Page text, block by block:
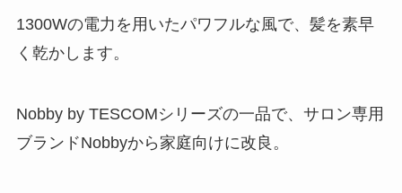
1300Wの電力を用いたパワフルな風で、髪を素早
く乾かします。
Nobby by TESCOMシリーズの一品で、サロン専用
ブランドNobbyから家庭向けに改良。